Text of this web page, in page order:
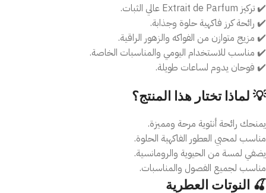
✔️ تركيز Extrait de Parfum عالي الثبات.
✔️ رائحة كرز فاكهية حلوة وجذابة.
✔️ مزيج متوازن من الفواكه والزهور الراقية.
✔️ مناسب للاستخدام اليومي والمناسبات الخاصة.
✔️ فوحان يدوم لساعات طويلة.
💡 لماذا تختار هذا المنتج؟
يمنحك رائحة أنثوية مرحة ومميزة.
مناسب لمحبي العطور الفاكهية الحلوة.
يضفي لمسة من الحيوية والرومانسية.
مناسب لجميع الفصول والمناسبات.
🍒 النوتات العطرية